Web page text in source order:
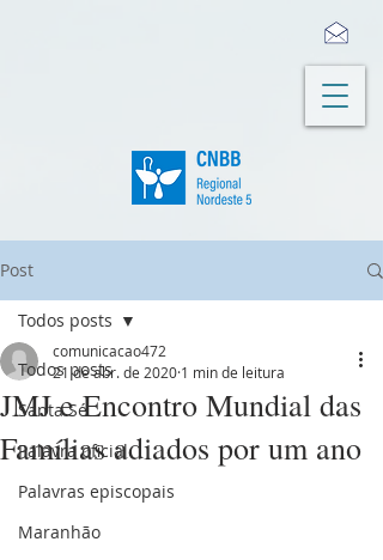
Post
Todos posts
Santa Sé
Palavra oficial
Palavras episcopais
Maranhão
Todos posts
JMJ e Encontro Mundial das
Famílias adiados por um ano
comunicacao472
21 de abr. de 2020 1 min de leitura